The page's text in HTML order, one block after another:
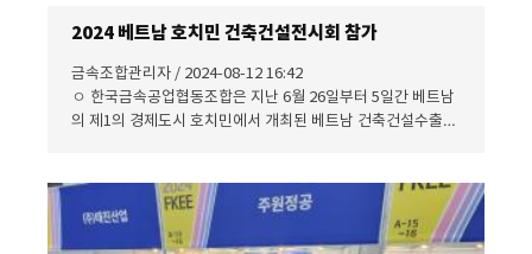
2024 베트남 호치민 건축건설전시회 참가
금속조합관리자 / 2024-08-12 16:42
ㅇ 한국금속공업협동조합은 지난 6월 26일부터 5일간 베트남
의 제1의 경제도시 호치민에서 개최된 베트남 건축건설수출컨
등 첨단 국산 금속제품을 앞세워 참가한 금번 전시회에서는 한
국제품의 우수한 품질과 디자인으로 현지인들에게 많은 호평